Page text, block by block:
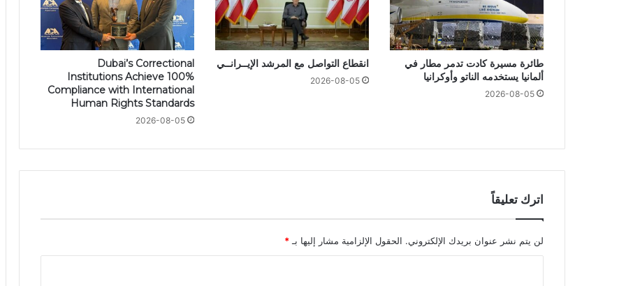
طائرة مسيرة كادت تدمر مطار في
ألمانيا يستخدمه الناتو وأوكرانيا
2026-08-05
انقطاع التواصل مع المرشد الإيــرانــي
2026-08-05
Dubai’s Correctional
Institutions Achieve 100%
Compliance with International
Human Rights Standards
2026-08-05
اترك تعليقاً
لن يتم نشر عنوان بريدك الإلكتروني. الحقول الإلزامية مشار إليها بـ *